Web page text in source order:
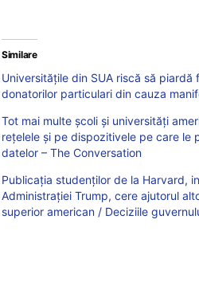
Similare
Universitățile din SUA riscă să
donatorilor particulari din cauza
Tot mai multe școli și universități
rețelele și pe dispozitivele pe care le
datelor – The Conversation
Publicația studenților de la Harvard,
Administrației Trump, cere ajutorul
superior american / Deciziile